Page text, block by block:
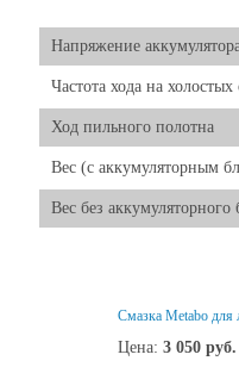
Напряжение
Частота хода на холостых
Ход пильного полотна
Вес (с аккумуляторным
Вес без аккумуляторного
Смазка Metabo для
Цена: 3 050 руб.